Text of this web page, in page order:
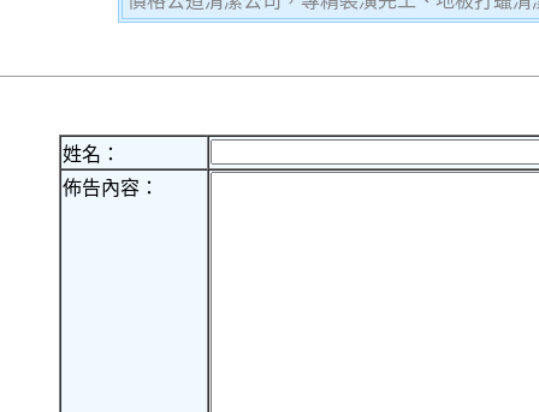
姓名：
佈告內容：